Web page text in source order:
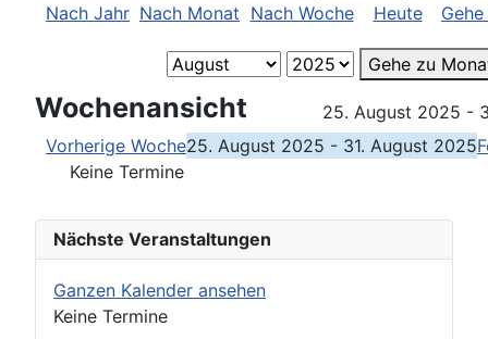
Nach Jahr Nach Monat Nach Woche Heute
Gehe zu
Wochenansicht
25. August 2025 -
Vorherige Woche25. August 2025 - 31. August 2025
Keine Termine
Nächste Veranstaltungen
Ganzen Kalender ansehen
Keine Termine